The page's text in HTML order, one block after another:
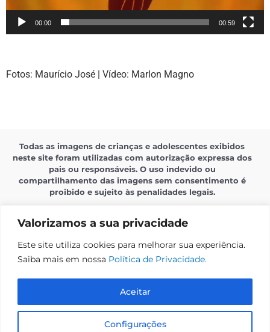
Valorizamos a sua privacidade
Este site utiliza cookies para melhorar sua experiência.
Saiba mais em nossa Política de Privacidade.
Configurações
Aceitar
00:00 00:59
Fotos: Maurício José | Vídeo: Marlon Magno
Todas as imagens de crianças e adolescentes exibidos
neste site foram utilizadas com autorização expressa dos
pais ou responsáveis. O uso indevido ou
compartilhamento das imagens sem consentimento é
proibido e sujeito às penalidades legais.
Política de Privacidade
Sistema Amare